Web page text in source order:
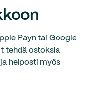
Payn tai Google
tehdä ostoksia
helposti myös